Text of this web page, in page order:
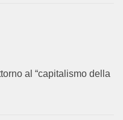
al “capitalismo della